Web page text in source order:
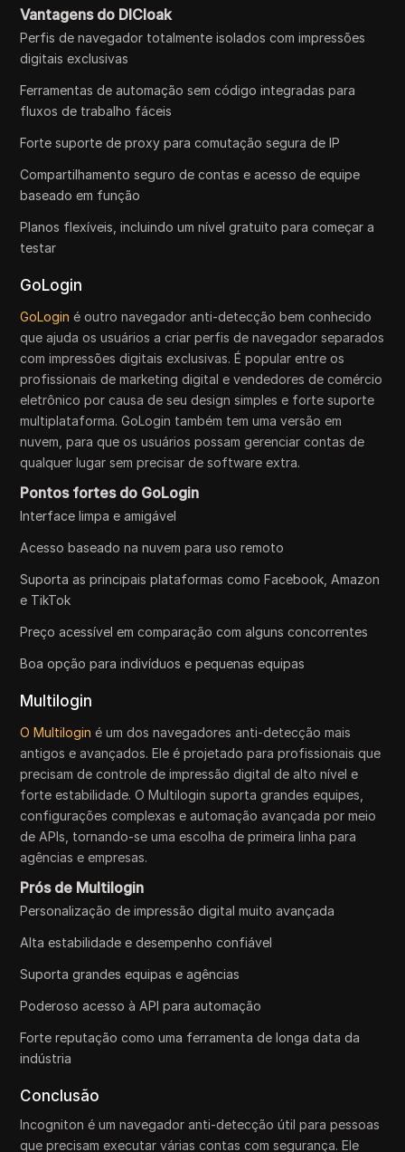
Vantagens do DICloak
Perfis de navegador totalmente isolados com impressões
digitais exclusivas
Ferramentas de automação sem código integradas para
fluxos de trabalho fáceis
Forte suporte de proxy para comutação segura de IP
Compartilhamento seguro de contas e acesso de equipe
baseado em função
Planos flexíveis, incluindo um nível gratuito para começar a
testar
GoLogin
GoLogin é outro navegador anti-detecção bem conhecido
que ajuda os usuários a criar perfis de navegador separados
com impressões digitais exclusivas. É popular entre os
profissionais de marketing digital e vendedores de comércio
eletrônico por causa de seu design simples e forte suporte
multiplataforma. GoLogin também tem uma versão em
nuvem, para que os usuários possam gerenciar contas de
qualquer lugar sem precisar de software extra.
Pontos fortes do GoLogin
Interface limpa e amigável
Acesso baseado na nuvem para uso remoto
Suporta as principais plataformas como Facebook, Amazon
e TikTok
Preço acessível em comparação com alguns concorrentes
Boa opção para indivíduos e pequenas equipas
Multilogin
O Multilogin é um dos navegadores anti-detecção mais
antigos e avançados. Ele é projetado para profissionais que
precisam de controle de impressão digital de alto nível e
forte estabilidade. O Multilogin suporta grandes equipes,
configurações complexas e automação avançada por meio
de APIs, tornando-se uma escolha de primeira linha para
agências e empresas.
Prós de Multilogin
Personalização de impressão digital muito avançada
Alta estabilidade e desempenho confiável
Suporta grandes equipas e agências
Poderoso acesso à API para automação
Forte reputação como uma ferramenta de longa data da
indústria
Conclusão
Incogniton é um navegador anti-detecção útil para pessoas
que precisam executar várias contas com segurança. Ele